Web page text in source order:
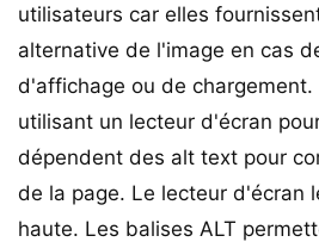
utilisateurs car elles
alternative de l'image en cas
d'affichage ou de chargement.
utilisant un lecteur d'écran
dépendent des alt text pour
de la page. Le lecteur d'écran
haute. Les balises ALT